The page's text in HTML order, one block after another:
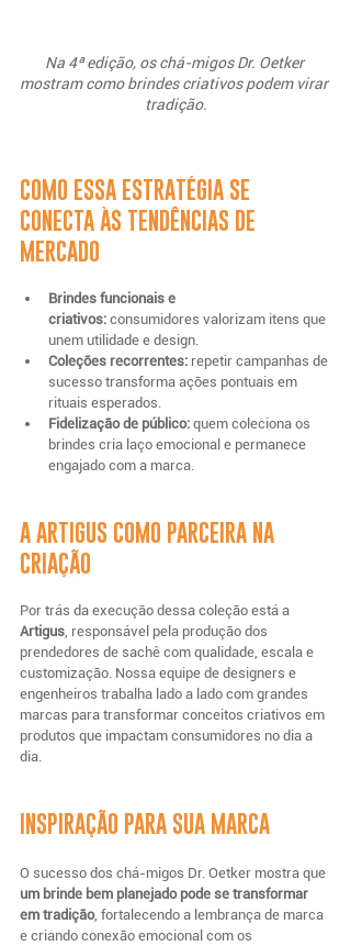
Na 4ª edição, os chá-migos Dr. Oetker
mostram como brindes criativos podem virar
tradição.
COMO ESSA ESTRATÉGIA SE
CONECTA ÀS TENDÊNCIAS DE
MERCADO
Brindes funcionais e
criativos: consumidores valorizam itens que
unem utilidade e design.
Coleções recorrentes: repetir campanhas de
sucesso transforma ações pontuais em
rituais esperados.
Fidelização de público: quem coleciona os
brindes cria laço emocional e permanece
engajado com a marca.
A ARTIGUS COMO PARCEIRA NA
CRIAÇÃO
Por trás da execução dessa coleção está a
Artigus , responsável pela produção dos
prendedores de sachê com qualidade, escala e
customização. Nossa equipe de designers e
engenheiros trabalha lado a lado com grandes
marcas para transformar conceitos criativos em
produtos que impactam consumidores no dia a
dia.
INSPIRAÇÃO PARA SUA MARCA
O sucesso dos chá-migos Dr. Oetker mostra que
um brinde bem planejado pode se transformar
em tradição, fortalecendo a lembrança de marca
e criando conexão emocional com os